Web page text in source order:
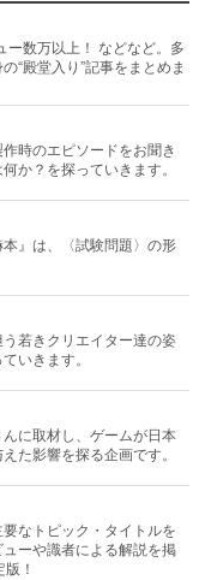
ー数万以上！ などなど。多
“殿堂入り”記事をまとめま
時のエピソードをお聞き
か？を探っていきます。
』は、〈試験問題〉の形
若きクリエイター達の姿
いきます。
に取材し、ゲームが日本
た影響を探る企画です。
なトピック・タイトルを
ーや識者による解説を掲
！